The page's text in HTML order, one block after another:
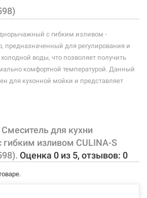
однорычажный
длинная изогнутая
высокий поворотный
с гибким изливом -
предназначенный для регулирования и
воды, что позволяет получить
комфортной температурой. Данный
для кухонной мойки и представляет
контролировать поток и
крепление, подводки.
178 мм
мм
450 мм с гайкой 3/8"
Смеситель для кухни
изливом CULINA-S
Оценка 0 из 5, отзывов: 0